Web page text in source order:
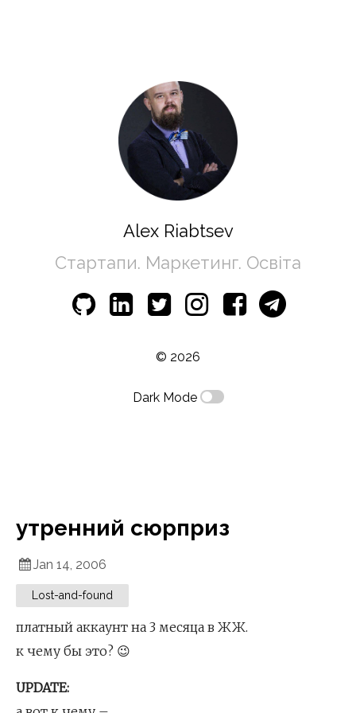
Alex Riabtsev
Стартапи. Маркетинг. Освіта
© 2026
Dark Mode
утренний сюрприз
Jan 14, 2006
Lost-and-found
платный аккаунт на 3 месяца в ЖЖ.
к чему бы это? 😉
UPDATE: